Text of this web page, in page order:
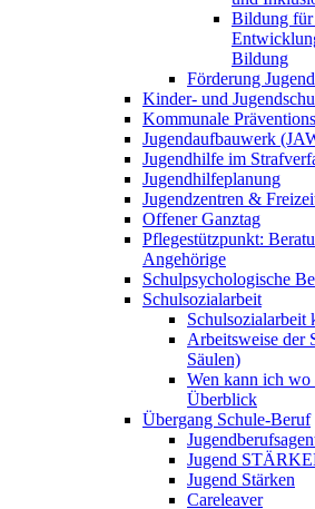
Bildung für
Bildung
Förderung
Kinder- und
Kommunale
Jugendaufbauwerk
Jugendhilfe im
Jugendhilfeplanung
Jugendzentren &
Offener Ganztag
Pflegestützpunkt:
Angehörige
Schulpsychologische
Schulsozialarbeit
Schulsozialarbeit
Arbeitsweise der
Säulen)
Wen kann ich wo
Überblick
Übergang Schule-Beruf
Jugend
Jugend Stärken
Careleaver